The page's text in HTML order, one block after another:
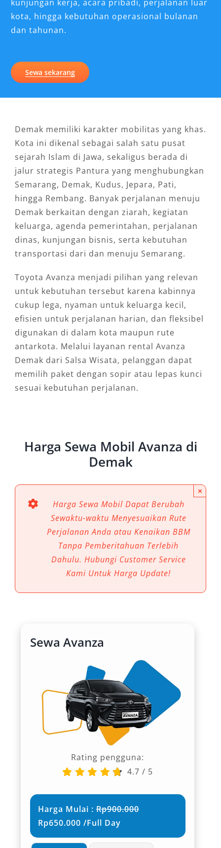
kunjungan kerja, acara pribadi, perjalanan luar
kota, hingga kebutuhan operasional bulanan
dan tahunan.
Sewa sekarang
Demak memiliki karakter mobilitas yang khas.
Kota ini dikenal sebagai salah satu pusat
sejarah Islam di Jawa, sekaligus berada di
jalur strategis Pantura yang menghubungkan
Semarang, Demak, Kudus, Jepara, Pati,
hingga Rembang. Banyak perjalanan menuju
Demak berkaitan dengan ziarah, kegiatan
keluarga, agenda pemerintahan, perjalanan
dinas, kunjungan bisnis, serta kebutuhan
transportasi dari dan menuju Semarang.
Toyota Avanza menjadi pilihan yang relevan
untuk kebutuhan tersebut karena kabinnya
cukup lega, nyaman untuk keluarga kecil,
efisien untuk perjalanan harian, dan fleksibel
digunakan di dalam kota maupun rute
antarkota. Melalui layanan rental Avanza
Demak dari Salsa Wisata, pelanggan dapat
memilih paket dengan sopir atau lepas kunci
sesuai kebutuhan perjalanan.
Harga Sewa Mobil Avanza di
Demak
Harga Sewa Mobil Dapat Berubah
Sewaktu-waktu Menyesuaikan Rute
Perjalanan Anda atau Kenaikan BBM
Tanpa Pemberitahuan Terlebih
Dahulu. Hubungi Customer Service
Kami Untuk Harga Update!
×
Sewa Avanza
Rating pengguna:
4.7 / 5
Harga Mulai :Rp900.000
Rp650.000 /Full Day